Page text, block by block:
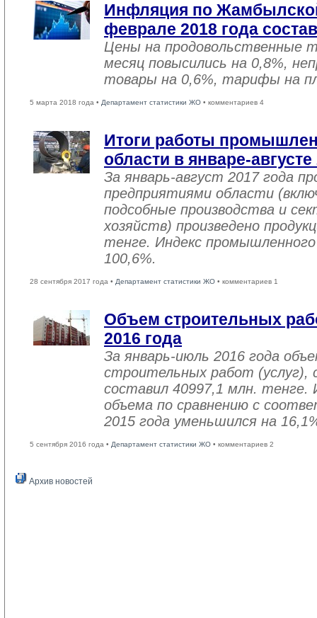
Инфляция по
феврале 2018 года
Цены на продовольственные
месяц повысились на 0,8%,
товары на 0,6%, тарифы на
5 марта 2018 года • Департамент статистики ЖО • комментариев 4
Итоги работы
области в январе-августе
За январь-август 2017 года
предприятиями области
подсобные производства и
хозяйств) произведено
тенге. Индекс
100,6%.
28 сентября 2017 года • Департамент статистики ЖО • комментариев 1
Объем строительных
2016 года
За январь-июль 2016 года
строительных работ (услуг),
составил 40997,1 млн. тенге.
объема по сравнению с
2015 года уменьшился на
5 сентября 2016 года • Департамент статистики ЖО • комментариев 2
Архив новостей